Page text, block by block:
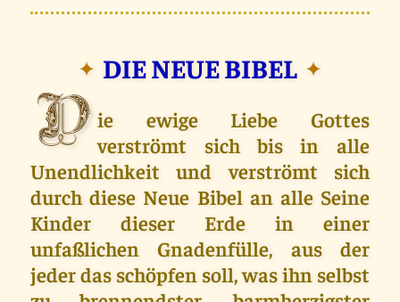
✦ DIE NEUE BIBEL ✦
D ie ewige Liebe Gottes
verströmt sich bis in alle
Unendlichkeit und verströmt sich
durch diese Neue Bibel an alle Seine
Kinder dieser Erde in einer
unfaßlichen Gnadenfülle, aus der
jeder das schöpfen soll, was ihn selbst